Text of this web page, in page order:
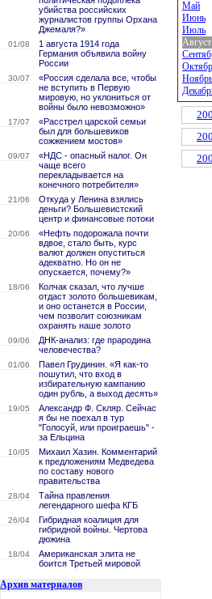
убийства российских
журналистов группы Орхана
Джемаля?»
01/08
1 августа 1914 года
Германия объявила войну
России
30/07
«Россия сделала все, чтобы
не вступить в Первую
мировую, но уклониться от
войны было невозможно»
17/07
«Расстрел царской семьи
был для большевиков
сожжением мостов»
09/07
«НДС - опасный налог. Он
чаще всего
перекладывается на
конечного потребителя»
21/06
Откуда у Ленина взялись
деньги? Большевистский
центр и финансовые потоки
20/06
«Нефть подорожала почти
вдвое, стало быть, курс
валют должен опуститься
адекватно. Но он не
опускается, почему?»
18/06
Колчак сказал, что лучше
отдаст золото большевикам,
и оно останется в России,
чем позволит союзникам
охранять наше золото
09/06
ДНК-анализ: где прародина
человечества?
01/06
Павел Грудинин. «Я как-то
пошутил, что вход в
избирательную кампанию
один рубль, а выход десять»
19/05
Александр Ф. Скляр. Сейчас
я бы не поехал в тур
"Голосуй, или проиграешь" -
за Ельцина
10/05
Михаил Хазин. Комментарий
к предложениям Медведева
по составу нового
правительства
28/04
Тайна правления
легендарного шефа КГБ
26/04
Гибридная коалиция для
гибридной войны. Чертова
дюжина
18/04
Американская элита не
боится Третьей мировой
Архив материалов
Май
Июнь
Июль
Август
Ноябрь